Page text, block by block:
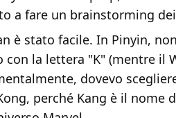
a fare un brainstorming
è stato facile. In Pinyin,
la lettera "K" (mentre il
dovevo
perché Kang è il nome